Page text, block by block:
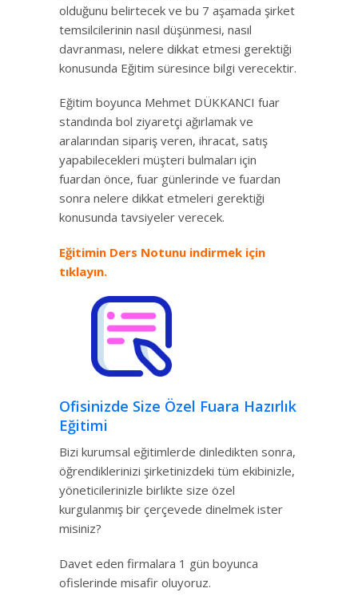
olduğunu belirtecek ve bu 7 aşamada şirket
temsilcilerinin nasıl düşünmesi, nasıl
davranması, nelere dikkat etmesi gerektiği
konusunda Eğitim süresince bilgi verecektir.
Eğitim boyunca Mehmet DÜKKANCI fuar
standında bol ziyaretçi ağırlamak ve
aralarından sipariş veren, ihracat, satış
yapabilecekleri müşteri bulmaları için
fuardan önce, fuar günlerinde ve fuardan
sonra nelere dikkat etmeleri gerektiği
konusunda tavsiyeler verecek.
Eğitimin Ders Notunu indirmek için
tıklayın.
Ofisinizde Size Özel Fuara Hazırlık
Eğitimi
Bizi kurumsal eğitimlerde dinledikten sonra,
öğrendiklerinizi şirketinizdeki tüm ekibinizle,
yöneticilerinizle birlikte size özel
kurgulanmış bir çerçevede dinelmek ister
misiniz?
Davet eden firmalara 1 gün boyunca
ofislerinde misafir oluyoruz.